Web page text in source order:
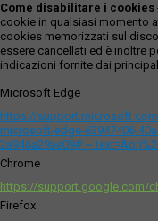
Come disabilitare i cookies
cookie in qualsiasi momento
cookies memorizzati sul
essere cancellati ed è inoltre
indicazioni fornite dai
Microsoft Edge
https://
microsoft-edge-63947406-
Chrome
https://support.google.com/
Firefox